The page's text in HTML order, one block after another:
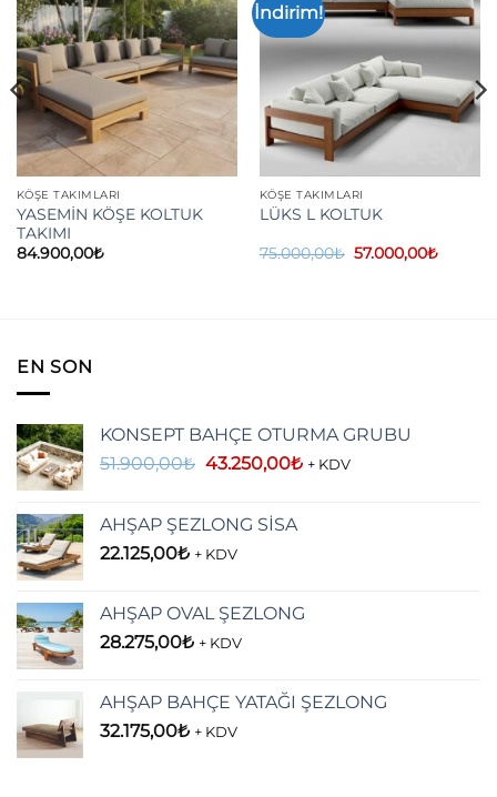
Add to
wishlist
KÖŞE TAKIMLARI
YASEMİN KÖŞE KOLTUK
TAKIMI
84.900,00₺
İndirim!
Add to
wishlist
KÖŞE TAKIMLARI
LÜKS L KOLTUK
75.000,00₺ Orijinal
57.000,00₺Şu
EN SON
KONSEPT BAHÇE OTURMA GRUBU
51.900,00₺ Orijinal
43.250,00₺Şu
+ KDV
AHŞAP ŞEZLONG SİSA
22.125,00₺ + KDV
AHŞAP OVAL ŞEZLONG
28.275,00₺ + KDV
AHŞAP BAHÇE YATAĞI ŞEZLONG
32.175,00₺ + KDV